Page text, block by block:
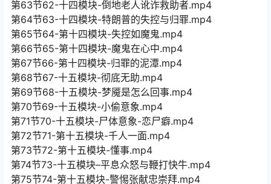
第64节63-十四模块-特朗普的失控与归罪.mp4
第65节64-第十四模块-失控如魔鬼.mp4
第66节65-第十四模块-魔鬼在心中.mp4
第67节66-第十四模块-归罪的泥潭.mp4
第68节67-十五模块-彻底无助.mp4
第69节68-十五模块-梦魇是怎么回事.mp4
第70节69-十五模块-小偷意象.mp4
第71节70-十五模块-尸体意象-恋尸癖.mp4
第72节71-第十五模块-千人一面.mp4
第73节72-第十五模块-懂事.mp4
第74节73-十五模块–平息众怒与鞭打快牛.mp4
第75节74-第十五模块-警惕张献忠崇拜.mp4